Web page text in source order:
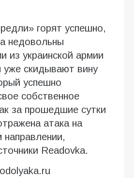
горят успешно,
недовольны
из украинской армии
скидывают вину
успешно
собственное
за прошедшие сутки
атака на
Readovka.